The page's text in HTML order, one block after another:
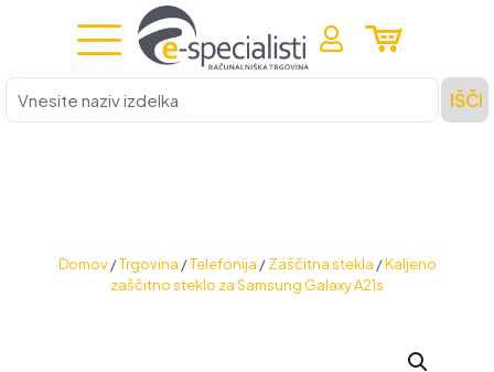
Vnesite
naziv
izdelka
IŠČI
Domov /Trgovina /Telefonija / Zaščitna stekla /Kaljeno
zaščitno steklo za Samsung Galaxy A21s